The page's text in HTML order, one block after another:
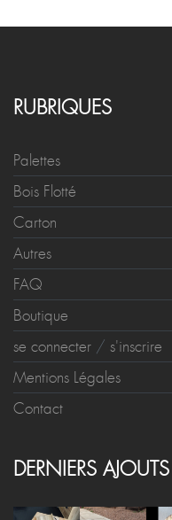
RUBRIQUES
Palettes
Bois Flotté
Carton
Autres
FAQ
Boutique
se connecter / s'inscrire
Mentions Légales
Contact
DERNIERS AJOUTS